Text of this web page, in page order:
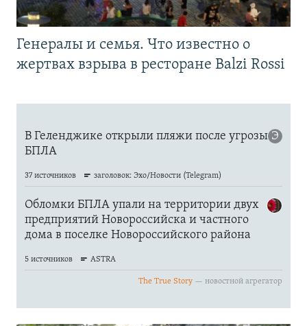
Генералы и семья. Что известно о
жертвах взрыва в ресторане Balzi Rossi